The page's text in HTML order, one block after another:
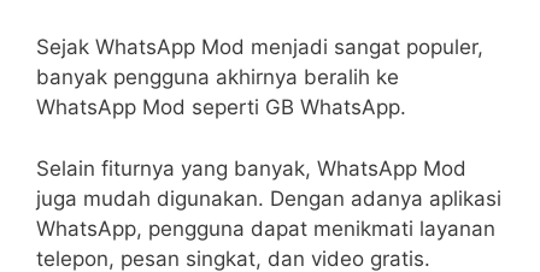
Sejak WhatsApp Mod menjadi sangat populer,
banyak pengguna akhirnya beralih ke
WhatsApp Mod seperti GB WhatsApp.
Selain fiturnya yang banyak, WhatsApp Mod
juga mudah digunakan. Dengan adanya aplikasi
WhatsApp, pengguna dapat menikmati layanan
telepon, pesan singkat, dan video gratis.